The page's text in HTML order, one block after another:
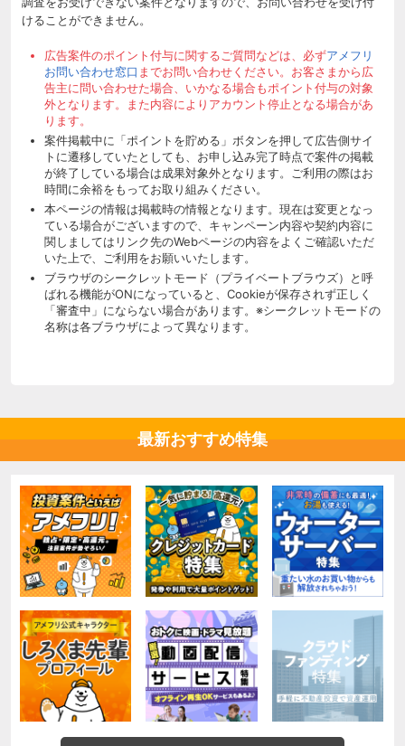
けることができません。
広告案件のポイント付与に関するご質問などは、必ずアメフリ
お問い合わせ窓口 までお問い合わせください。お客さまから広
告主に問い合わせた場合、いかなる場合もポイント付与の対象
外となります。また内容によりアカウント停止となる場合があ
ります。
案件掲載中に「ポイントを貯める」ボタンを押して広告側サイ
トに遷移していたとしても、お申し込み完了時点で案件の掲載
が終了している場合は成果対象外となります。ご利用の際はお
時間に余裕をもってお取り組みください。
本ページの情報は掲載時の情報となります。現在は変更となっ
ている場合がございますので、キャンペーン内容や契約内容に
関しましてはリンク先のWebページの内容をよくご確認いただ
いた上で、ご利用をお願いいたします。
ブラウザのシークレットモード（プライベートブラウズ）と呼
ばれる機能がONになっていると、Cookieが保存されず正しく
「審査中」にならない場合があります。※シークレットモードの
名称は各ブラウザによって異なります。
最新おすすめ特集